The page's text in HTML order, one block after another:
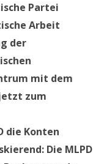
Partei
Arbeit
der
mit dem
zum
die Konten
Die MLPD